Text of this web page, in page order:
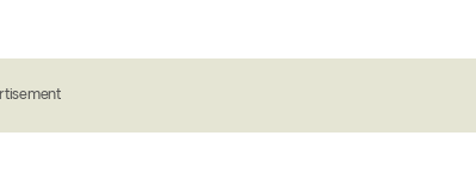
Save my name, email, and website in this browser for